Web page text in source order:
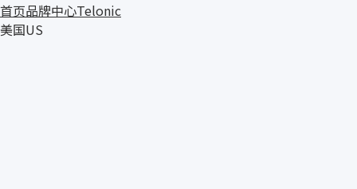
首页品牌中心Telonic
美国US